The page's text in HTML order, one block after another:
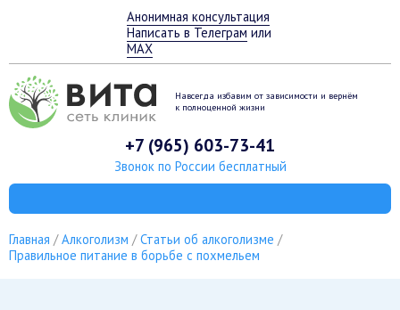
Анонимная консультация
Написать в Телеграм или
MAX
Навсегда избавим от зависимости и вернём
к полноценной жизни
+7 (965) 603-73-41
Звонок по России бесплатный
Главная Алкоголизм
Статьи об алкоголизме
Правильное питание в борьбе с похмельем